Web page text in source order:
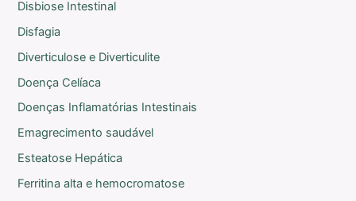
Disbiose Intestinal
Disfagia
Diverticulose e Diverticulite
Doença Celíaca
Doenças Inflamatórias Intestinais
Emagrecimento saudável
Esteatose Hepática
Ferritina alta e hemocromatose